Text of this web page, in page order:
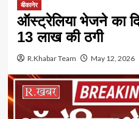
बीकानेर
ऑस्ट्रेलिया भेजने का
13 लाख की ठगी
R.Khabar Team May 12, 2026